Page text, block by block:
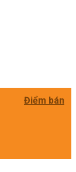
Điểm bán